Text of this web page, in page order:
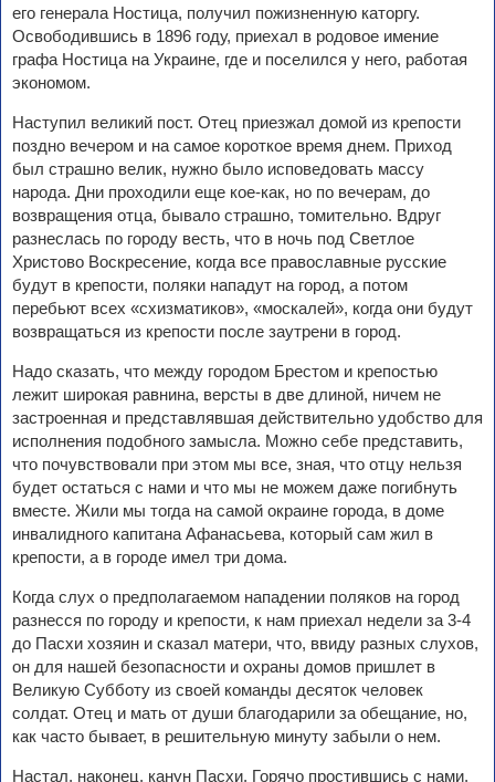
его генерала Ностица, получил пожизненную каторгу.
Освободившись в 1896 году, приехал в родовое имение
графа Ностица на Украине, где и поселился у него, работая
экономом.
Наступил великий пост. Отец приезжал домой из крепости
поздно вечером и на самое короткое время днем. Приход
был страшно велик, нужно было исповедовать массу
народа. Дни проходили еще кое-как, но по вечерам, до
возвращения отца, бывало страшно, томительно. Вдруг
разнеслась по городу весть, что в ночь под Светлое
Христово Воскресение, когда все православные русские
будут в крепости, поляки нападут на город, а потом
перебьют всех «схизматиков», «москалей», когда они будут
возвращаться из крепости после заутрени в город.
Надо сказать, что между городом Брестом и крепостью
лежит широкая равнина, версты в две длиной, ничем не
застроенная и представлявшая действительно удобство для
исполнения подобного замысла. Можно себе представить,
что почувствовали при этом мы все, зная, что отцу нельзя
будет остаться с нами и что мы не можем даже погибнуть
вместе. Жили мы тогда на самой окраине города, в доме
инвалидного капитана Афанасьева, который сам жил в
крепости, а в городе имел три дома.
Когда слух о предполагаемом нападении поляков на город
разнесся по городу и крепости, к нам приехал недели за 3-4
до Пасхи хозяин и сказал матери, что, ввиду разных слухов,
он для нашей безопасности и охраны домов пришлет в
Великую Субботу из своей команды десяток человек
солдат. Отец и мать от души благодарили за обещание, но,
как часто бывает, в решительную минуту забыли о нем.
Настал, наконец, канун Пасхи. Горячо простившись с нами,